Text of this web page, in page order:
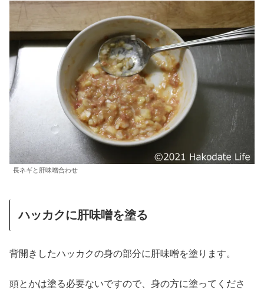
長ネギと肝味噌合わせ
ハッカクに肝味噌を塗る
背開きしたハッカクの身の部分に肝味噌を塗ります。
頭とかは塗る必要ないですので、身の方に塗ってくださ